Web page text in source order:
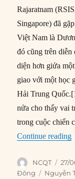
Rajaratnam
Singapore) đã
Việt Nam là
đó cũng trên diễn
diện hơn giửa
giao với một học
Hải Trung
nửa cho thấy vai
trong cuộc chiến
Continue reading
Author
NCQT
on
27/
Đông
Tags
Nguyễn